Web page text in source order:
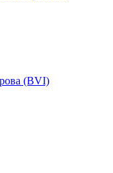
(BVI)